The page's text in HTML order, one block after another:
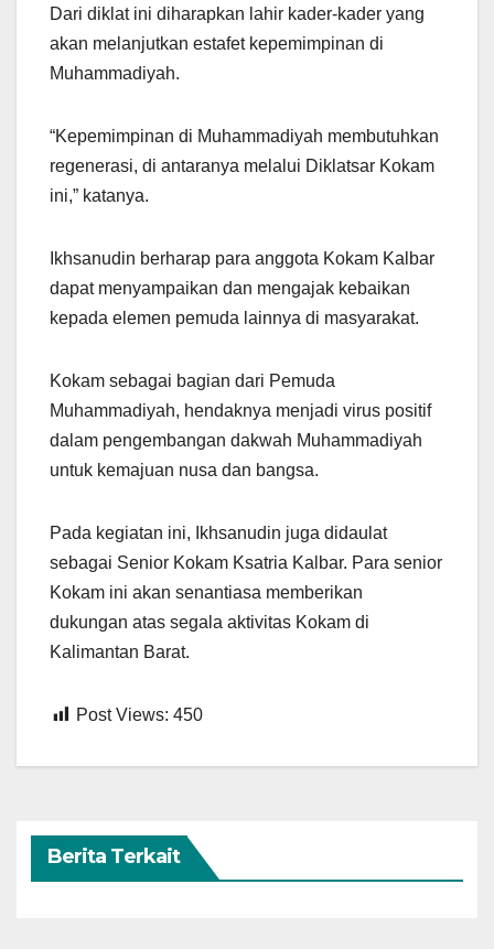
Dari diklat ini diharapkan lahir kader-kader yang
akan melanjutkan estafet kepemimpinan di
Muhammadiyah.
“Kepemimpinan di Muhammadiyah membutuhkan
regenerasi, di antaranya melalui Diklatsar Kokam
ini,” katanya.
Ikhsanudin berharap para anggota Kokam Kalbar
dapat menyampaikan dan mengajak kebaikan
kepada elemen pemuda lainnya di masyarakat.
Kokam sebagai bagian dari Pemuda
Muhammadiyah, hendaknya menjadi virus positif
dalam pengembangan dakwah Muhammadiyah
untuk kemajuan nusa dan bangsa.
Pada kegiatan ini, Ikhsanudin juga didaulat
sebagai Senior Kokam Ksatria Kalbar. Para senior
Kokam ini akan senantiasa memberikan
dukungan atas segala aktivitas Kokam di
Kalimantan Barat.
Post Views: 450
Berita Terkait